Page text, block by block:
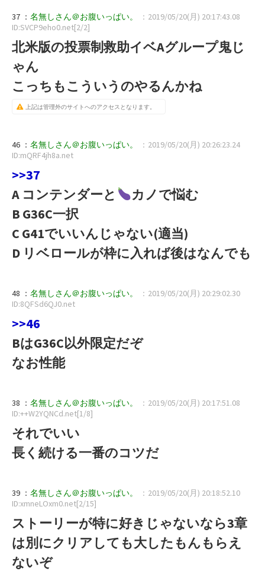
37 ： 名無しさん＠お腹いっぱい。
：2019/05/20(月) 20:17:43.08
ID:SVCP9eho0.net[2/2]
北米版の投票制救助イベAグループ鬼じ
ゃん
こっちもこういうのやるんかね
上記は管理外のサイトへのアクセスとなります。
46 ： 名無しさん＠お腹いっぱい。
：2019/05/20(月) 20:26:23.24
ID:mQRF4jh8a.net
>>37
A コンテンダーと
カノで悩む
B G36C一択
C G41でいいんじゃない(適当)
D リベロールが枠に入れば後はなんでも
48 ： 名無しさん＠お腹いっぱい。
：2019/05/20(月) 20:29:02.30
ID:8QFSd6QJ0.net
>>46
BはG36C以外限定だぞ
なお性能
38 ： 名無しさん＠お腹いっぱい。
：2019/05/20(月) 20:17:51.08
ID:++W2YQNCd.net[1/8]
それでいい
長く続ける一番のコツだ
39 ： 名無しさん＠お腹いっぱい。
：2019/05/20(月) 20:18:52.10
ID:xmneLOxm0.net[2/15]
ストーリーが特に好きじゃないなら3章
は別にクリアしても大したもんもらえ
ないぞ